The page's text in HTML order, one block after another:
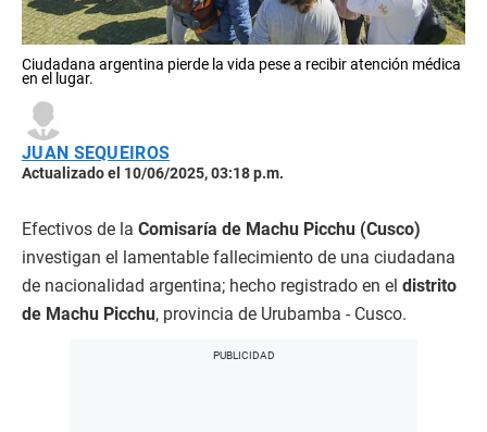
Ciudadana argentina pierde la vida pese a recibir atención médica
en el lugar.
JUAN SEQUEIROS
Actualizado el 10/06/2025, 03:18 p.m.
Efectivos de la Comisaría de Machu Picchu (Cusco)
investigan el lamentable fallecimiento de una ciudadana
de nacionalidad argentina; hecho registrado en el distrito
de Machu Picchu, provincia de Urubamba - Cusco.